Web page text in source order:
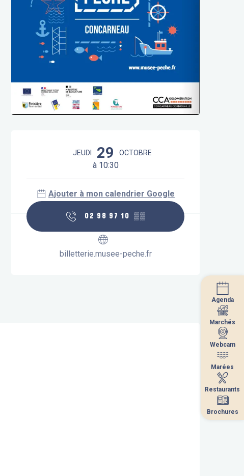
Agenda
Marchés
Webcam
Marées
Restaurants
Brochures
Ouverture et coordonnées
JEUDI 29 OCTOBRE
à 10:30
Ajouter à mon calendrier Google
02 98 97 10 ▒▒
billetterie.musee-peche.fr